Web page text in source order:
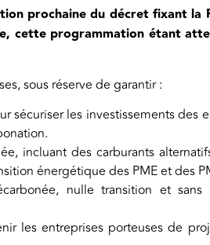
prochaine du décret fixant la
cette programmation étant
sous réserve de garantir :
sécuriser les investissements des
incluant des carburants
énergétique des PME et des
nulle transition et
les entreprises porteuses de